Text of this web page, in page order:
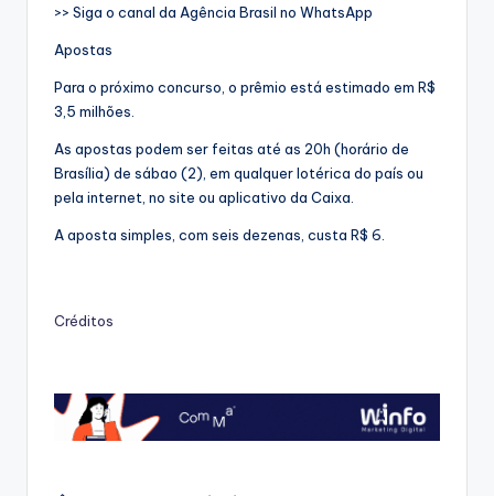
>> Siga o canal da Agência Brasil no WhatsApp
Apostas
Para o próximo concurso, o prêmio está estimado em R$
3,5 milhões.
As apostas podem ser feitas até as 20h (horário de
Brasília) de sábao (2), em qualquer lotérica do país ou
pela internet, no site ou aplicativo da Caixa.
A aposta simples, com seis dezenas, custa R$ 6.
Créditos